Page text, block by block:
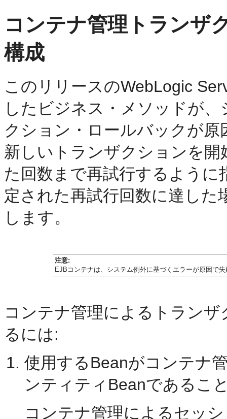
コンテナ管理トランザ
構成
このリリースのWebLogic
したビジネス・メソッドが
クション・ロールバックが
新しいトランザクションを
た回数まで再試行するよう
定された再試行回数に達した
します。
注意:
EJBコンテナは、システム例外に基づくエラーが原因で
コンテナ管理によるトラン
るには:
使用するBeanがコンテナ
ンティティBeanであるこ
コンテナ管理によるセッ